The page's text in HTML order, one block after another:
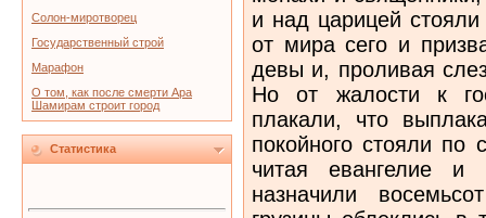
Солон-миротворец
Государственный строй
Марафон
О том, как после смерти Ара
Шамирам строит город
Статистика
и над царицей
от мира сего и
девы и, проливая
Но от жалости к
плакали, что
покойного стояли по
читая евангелие
назначили